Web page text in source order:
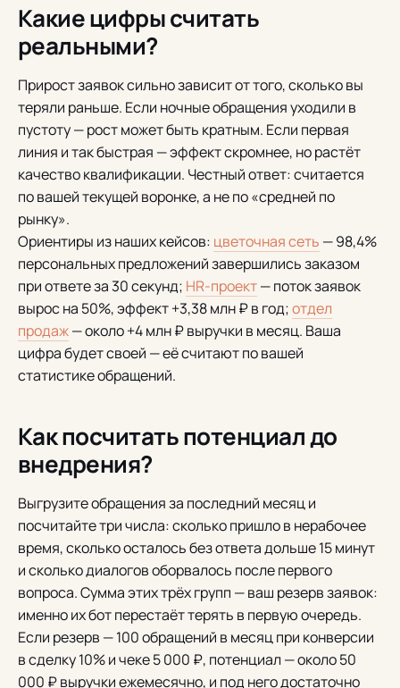
Какие цифры считать
реальными?
Прирост заявок сильно зависит от того, сколько вы
теряли раньше. Если ночные обращения уходили в
пустоту — рост может быть кратным. Если первая
линия и так быстрая — эффект скромнее, но растёт
качество квалификации. Честный ответ: считается
по вашей текущей воронке, а не по «средней по
рынку».
Ориентиры из наших кейсов: цветочная сеть — 98,4%
персональных предложений завершились заказом
при ответе за 30 секунд; HR-проект— поток заявок
вырос на 50%, эффект +3,38 млн ₽ в год;отдел
продаж— около +4 млн ₽ выручки в месяц. Ваша
цифра будет своей — её считают по вашей
статистике обращений.
Как посчитать потенциал до
внедрения?
Выгрузите обращения за последний месяц и
посчитайте три числа: сколько пришло в нерабочее
время, сколько осталось без ответа дольше 15 минут
и сколько диалогов оборвалось после первого
вопроса. Сумма этих трёх групп — ваш резерв заявок:
именно их бот перестаёт терять в первую очередь.
Если резерв — 100 обращений в месяц при конверсии
в сделку 10% и чеке 5 000 ₽, потенциал — около 50
000 ₽ выручки ежемесячно, и под него достаточно